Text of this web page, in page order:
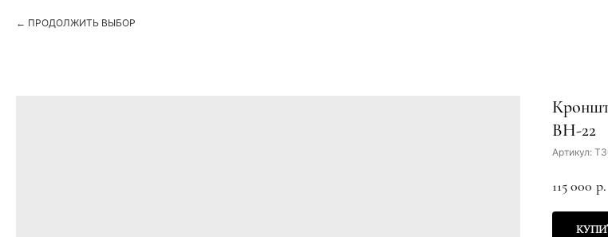
ПРОДОЛЖИТЬ ВЫБОР
ВН-22
Артикул:
115 000 р.